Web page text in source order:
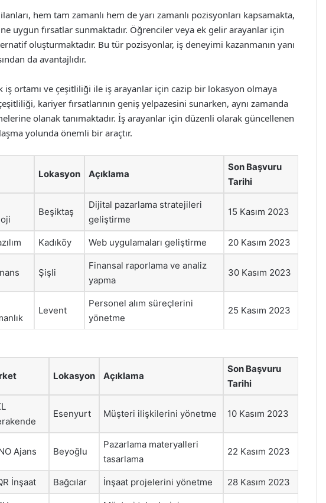
hem tam zamanlı hem de yarı zamanlı pozisyonları kapsamakta,
uygun fırsatlar sunmaktadır. Öğrenciler veya ek gelir arayanlar için
oluşturmaktadır. Bu tür pozisyonlar, iş deneyimi kazanmanın yanı
da avantajlıdır.
iş ortamı ve çeşitliliği ile iş arayanlar için cazip bir lokasyon olmaya
kariyer fırsatlarının geniş yelpazesini sunarken, aynı zamanda
olanak tanımaktadır. İş arayanlar için düzenli olarak güncellenen
yolunda önemli bir araçtır.
Lokasyon Açıklama
Son Başvuru
Tarihi
Beşiktaş
Dijital pazarlama stratejileri
geliştirme
15 Kasım 2023
Kadıköy Web uygulamaları geliştirme 20 Kasım 2023
Şişli
Finansal raporlama ve analiz
yapma
30 Kasım 2023
Levent
Personel alım süreçlerini
yönetme
25 Kasım 2023
Lokasyon Açıklama
Son Başvuru
Tarihi
Esenyurt Müşteri ilişkilerini yönetme 10 Kasım 2023
Ajans Beyoğlu
Pazarlama materyalleri
tasarlama
22 Kasım 2023
İnşaat Bağcılar İnşaat projelerini yönetme 28 Kasım 2023